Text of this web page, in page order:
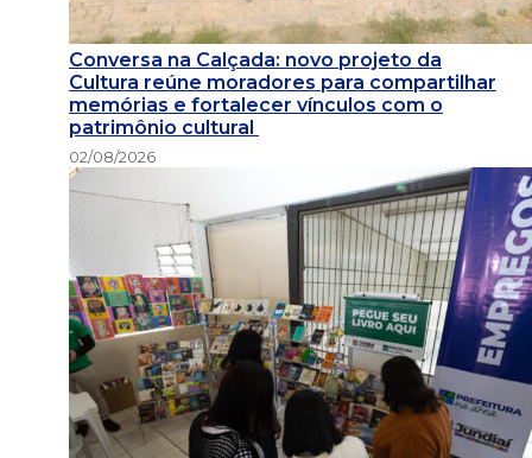
Conversa na Calçada: novo projeto da
Cultura reúne moradores para compartilhar
memórias e fortalecer vínculos com o
patrimônio cultural
02/08/2026